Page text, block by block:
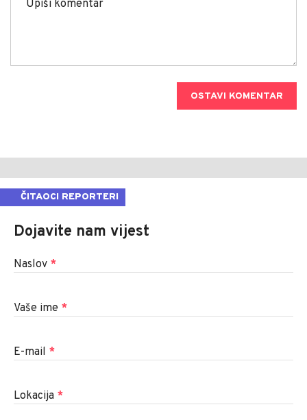
OSTAVI KOMENTAR
ČITAOCI REPORTERI
Dojavite nam vijest
Naslov *
Vaše ime *
E-mail *
Lokacija *